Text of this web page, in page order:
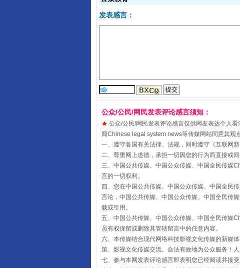
全民健身五年计划来了！等你上场
阿坝州三大球赛在茂县开幕
发表感言：
公众/公民/网民发表评论感言须知：
★ 公众/公民/网民发表评论感言仅供网友表达个人
闻Chinese legal system news等传媒网站同意其观
一、遵守各国有关法律、法规，同时遵守《互联网
二、尊重网上道德，承担一切因您的行为而直接或间
三、中国公共传媒、中国公众传媒、中国全民传媒
言的一切权利。
四、您在中国公共传媒、中国公众传媒、中国全民
言论，中国公共传媒、中国公众传媒、中国全民传
载或引用。
五、中国公共传媒、中国公众传媒、中国全民传媒
员有权保留或删除其管辖留言中的任意内容。
六、本传媒结合现代网络科技影视文化传媒的新媒
策、影视文化传媒交流。合法有效地为公众服务！人
七、参与本网发表评论感言即表明您已经阅读并接